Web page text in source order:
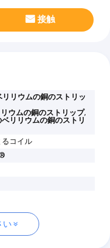
接触
リウムの銅のストリッ
ウムの銅のストリップ,
リリウムの銅のストリ
コイル
い